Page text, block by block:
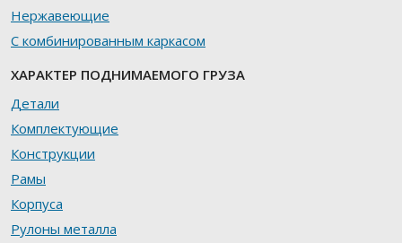
Нержавеющие
С комбинированным каркасом
ХАРАКТЕР ПОДНИМАЕМОГО ГРУЗА
Детали
Комплектующие
Конструкции
Рамы
Корпуса
Рулоны металла